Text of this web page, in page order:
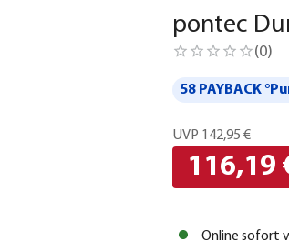
pontec
(0)
58 PAYBACK
UVP 142,95 €
116,19
Online sofort